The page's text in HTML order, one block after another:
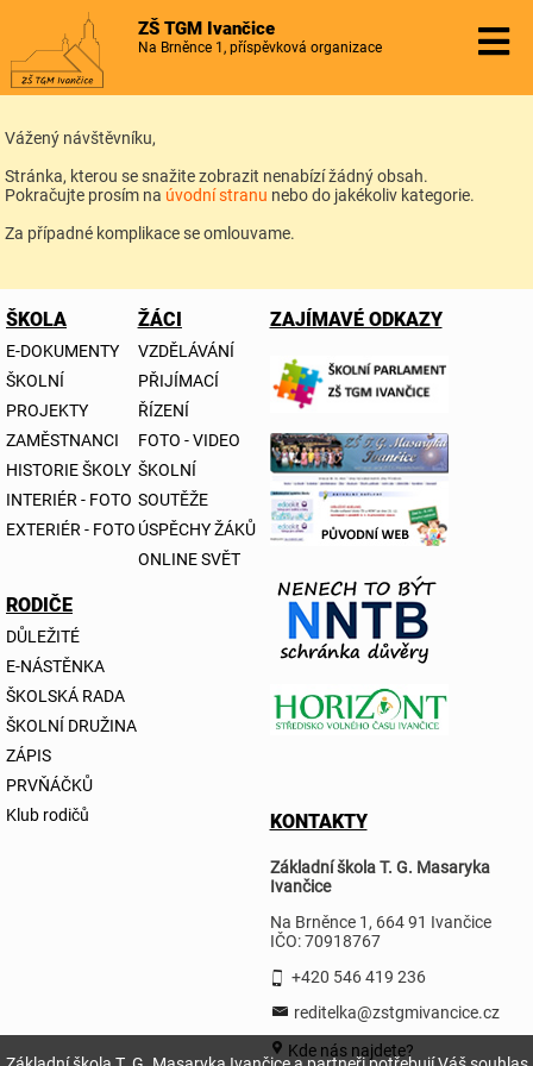
ZŠ TGM Ivančice
Na Brněnce 1, příspěvková organizace
Vážený návštěvníku,
Stránka, kterou se snažite zobrazit nenabízí žádný obsah.
Pokračujte prosím na úvodní stranu nebo do jakékoliv kategorie.
Za případné komplikace se omlouvame.
ŠKOLA
E-DOKUMENTY
ŠKOLNÍ
PROJEKTY
ZAMĚSTNANCI
HISTORIE ŠKOLY
INTERIÉR - FOTO
EXTERIÉR - FOTO
ŽÁCI
VZDĚLÁVÁNÍ
PŘIJÍMACÍ
ŘÍZENÍ
FOTO - VIDEO
ŠKOLNÍ
SOUTĚŽE
ÚSPĚCHY ŽÁKŮ
ONLINE SVĚT
RODIČE
DŮLEŽITÉ
E-NÁSTĚNKA
ŠKOLSKÁ RADA
ŠKOLNÍ DRUŽINA
ZÁPIS
PRVŇÁČKŮ
Klub rodičů
ZAJÍMAVÉ ODKAZY
KONTAKTY
Základní škola T. G. Masaryka
Ivančice
Na Brněnce 1, 664 91 Ivančice
IČO: 70918767
+420 546 419 236
reditelka@zstgmivancice.cz
Kde nás najdete?